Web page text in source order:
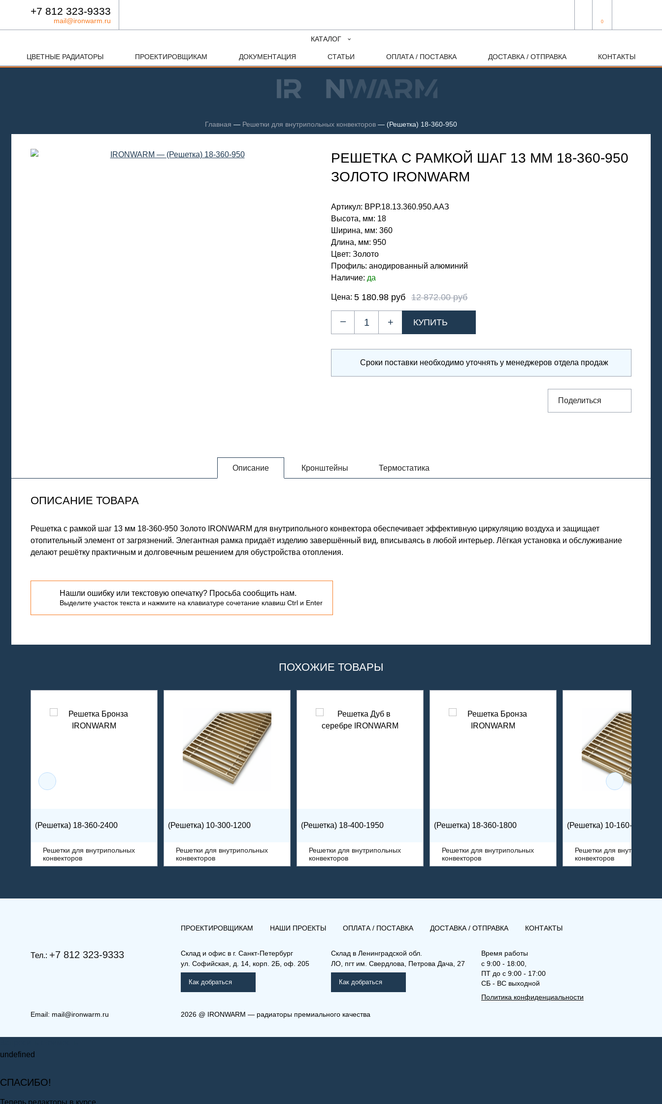
+7 812 323-9333
mail@ironwarm.ru 0
КАТАЛОГ
ЦВЕТНЫЕ РАДИАТОРЫ ПРОЕКТИРОВЩИКАМ ДОКУМЕНТАЦИЯ СТАТЬИ ОПЛАТА / ПОСТАВКА ДОСТАВКА / ОТПРАВКА КОНТАКТЫ
Главная — Решетки для внутрипольных конвекторов — (Решетка) 18-360-950
РЕШЕТКА С РАМКОЙ ШАГ 13 ММ 18-360-950
ЗОЛОТО IRONWARM
Артикул: ВРР.18.13.360.950.ААЗ
Высота, мм: 18
Ширина, мм: 360
Длина, мм: 950
Цвет: Золото
Профиль: анодированный алюминий
Наличие: да
Цена: 5 180.98 руб 12 872.00 руб
– +
Сроки поставки необходимо уточнять у менеджеров отдела продаж
Поделиться
Описание Кронштейны Термостатика
ОПИСАНИЕ ТОВАРА
Решетка с рамкой шаг 13 мм 18-360-950 Золото IRONWARM для внутрипольного конвектора обеспечивает эффективную циркуляцию воздуха и защищает
отопительный элемент от загрязнений. Элегантная рамка придаёт изделию завершённый вид, вписываясь в любой интерьер. Лёгкая установка и обслуживание
делают решётку практичным и долговечным решением для обустройства отопления.
Нашли ошибку или текстовую опечатку? Просьба сообщить нам.
Выделите участок текста и нажмите на клавиатуре сочетание клавиш Ctrl и Enter
ПОХОЖИЕ ТОВАРЫ
(Решетка) 18-360-2400
Решетки для внутрипольных
конвекторов
(Решетка) 10-300-1200
Решетки для внутрипольных
конвекторов
(Решетка) 18-400-1950
Решетки для внутрипольных
конвекторов
(Решетка) 18-360-1800
Решетки для внутрипольных
конвекторов
(Решетка) 10-160-1150
Решетки для
конвекторов
Тел.: +7 812 323-9333
ПРОЕКТИРОВЩИКАМ НАШИ ПРОЕКТЫ ОПЛАТА / ПОСТАВКА ДОСТАВКА / ОТПРАВКА КОНТАКТЫ
Склад и офис в г. Санкт-Петербург
ул. Софийская, д. 14, корп. 2Б, оф. 205
Как добраться
Склад в Ленинградской обл.
ЛО, пгт им. Свердлова, Петрова Дача, 27
Как добраться
Время работы
с 9:00 - 18:00,
ПТ до с 9:00 - 17:00
СБ - ВС выходной
Политика конфиденциальности
Email: mail@ironwarm.ru 2026 @ IRONWARM — радиаторы премиального качества
undefined
СПАСИБО!
Теперь редакторы в курсе.